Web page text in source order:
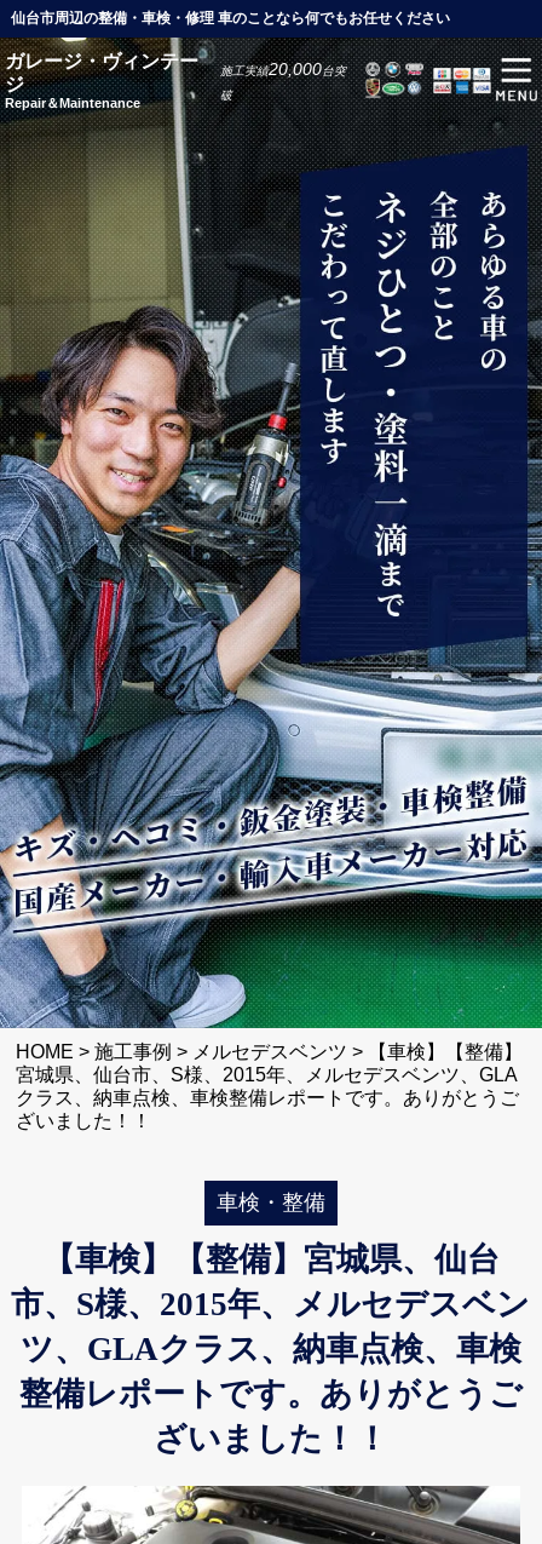
仙台市周辺の整備・車検・修理 車のことなら何でもお任せください
ガレージ・ヴィンテー
ジ
Repair＆Maintenance
施工実績20,000台突
破
HOME >施工事例 > メルセデスベンツ >
【車検】【整備】
宮城県、仙台市、S様、2015年、メルセデスベンツ、GLA
クラス、納車点検、車検整備レポートです。ありがとうご
ざいました！！
車検・整備
【車検】【整備】宮城県、仙台
市、S様、2015年、メルセデスベン
ツ、GLAクラス、納車点検、車検
整備レポートです。ありがとうご
ざいました！！